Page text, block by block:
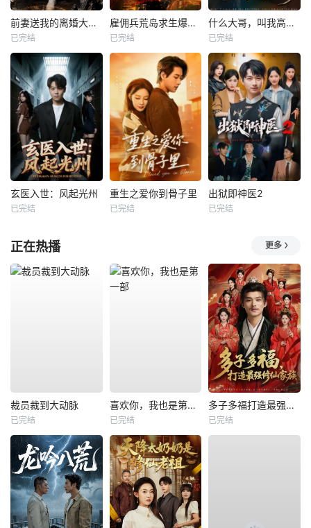
前妻送我的离婚大礼包
已完结
雇佣兵荒岛求生爆火出圈第二季
已完结
什么大哥，叫我高律师
已完结
玄医入世：风起光州
已完结
重生之爱你到骨子里
已完结
出狱即神医2
已完结
正在热播 更多
裁员裁到大动脉
已完结
喜欢你，我也是第一部
已完结
多子多福打造最强修仙家族
已完结